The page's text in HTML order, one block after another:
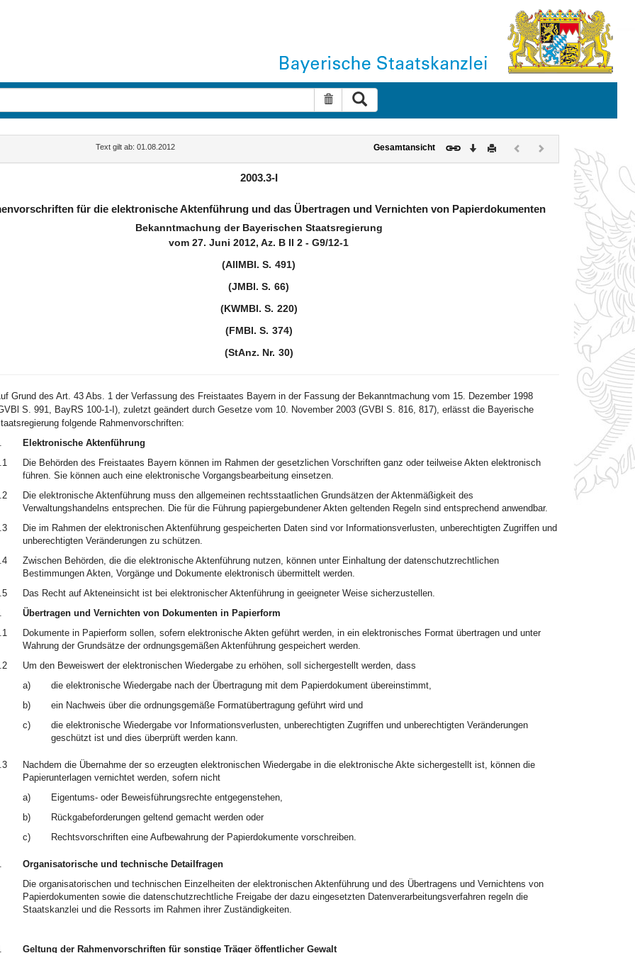
Suche zurücksetzen
Text gilt ab: 01.08.2012 Gesamtansicht Download
DruckenVorherigesNächstes
Dokument
(inaktiv)
2003.3-I
für die elektronische Aktenführung und das Übertragen und Vernichten von Papierdokumenten
Bekanntmachung der Bayerischen Staatsregierung
vom 27. Juni 2012, Az. B II 2 - G9/12-1
(AllMBl. S. 491)
(JMBl. S. 66)
(KWMBl. S. 220)
(FMBl. S. 374)
(StAnz. Nr. 30)
Grund des Art. 43 Abs. 1 der Verfassung des Freistaates Bayern in der Fassung der Bekanntmachung vom 15. Dezember 1998
S. 991, BayRS 100-1-I), zuletzt geändert durch Gesetze vom 10. November 2003 (GVBl S. 816, 817), erlässt die Bayerische
folgende Rahmenvorschriften:
Elektronische Aktenführung
Die Behörden des Freistaates Bayern können im Rahmen der gesetzlichen Vorschriften ganz oder teilweise Akten elektronisch
führen. Sie können auch eine elektronische Vorgangsbearbeitung einsetzen.
Die elektronische Aktenführung muss den allgemeinen rechtsstaatlichen Grundsätzen der Aktenmäßigkeit des
Verwaltungshandelns entsprechen. Die für die Führung papiergebundener Akten geltenden Regeln sind entsprechend anwendbar.
Die im Rahmen der elektronischen Aktenführung gespeicherten Daten sind vor Informationsverlusten, unberechtigten Zugriffen und
unberechtigten Veränderungen zu schützen.
Zwischen Behörden, die die elektronische Aktenführung nutzen, können unter Einhaltung der datenschutzrechtlichen
Bestimmungen Akten, Vorgänge und Dokumente elektronisch übermittelt werden.
Das Recht auf Akteneinsicht ist bei elektronischer Aktenführung in geeigneter Weise sicherzustellen.
Übertragen und Vernichten von Dokumenten in Papierform
Dokumente in Papierform sollen, sofern elektronische Akten geführt werden, in ein elektronisches Format übertragen und unter
Wahrung der Grundsätze der ordnungsgemäßen Aktenführung gespeichert werden.
Um den Beweiswert der elektronischen Wiedergabe zu erhöhen, soll sichergestellt werden, dass
a)
die elektronische Wiedergabe nach der Übertragung mit dem Papierdokument übereinstimmt,
b)
ein Nachweis über die ordnungsgemäße Formatübertragung geführt wird und
c)
die elektronische Wiedergabe vor Informationsverlusten, unberechtigten Zugriffen und unberechtigten Veränderungen
geschützt ist und dies überprüft werden kann.
Nachdem die Übernahme der so erzeugten elektronischen Wiedergabe in die elektronische Akte sichergestellt ist, können die
Papierunterlagen vernichtet werden, sofern nicht
a)
Eigentums- oder Beweisführungsrechte entgegenstehen,
b)
Rückgabeforderungen geltend gemacht werden oder
c)
Rechtsvorschriften eine Aufbewahrung der Papierdokumente vorschreiben.
Organisatorische und technische Detailfragen
Die organisatorischen und technischen Einzelheiten der elektronischen Aktenführung und des Übertragens und Vernichtens von
Papierdokumenten sowie die datenschutzrechtliche Freigabe der dazu eingesetzten Datenverarbeitungsverfahren regeln die
Staatskanzlei und die Ressorts im Rahmen ihrer Zuständigkeiten.
Geltung der Rahmenvorschriften für sonstige Träger öffentlicher Gewalt